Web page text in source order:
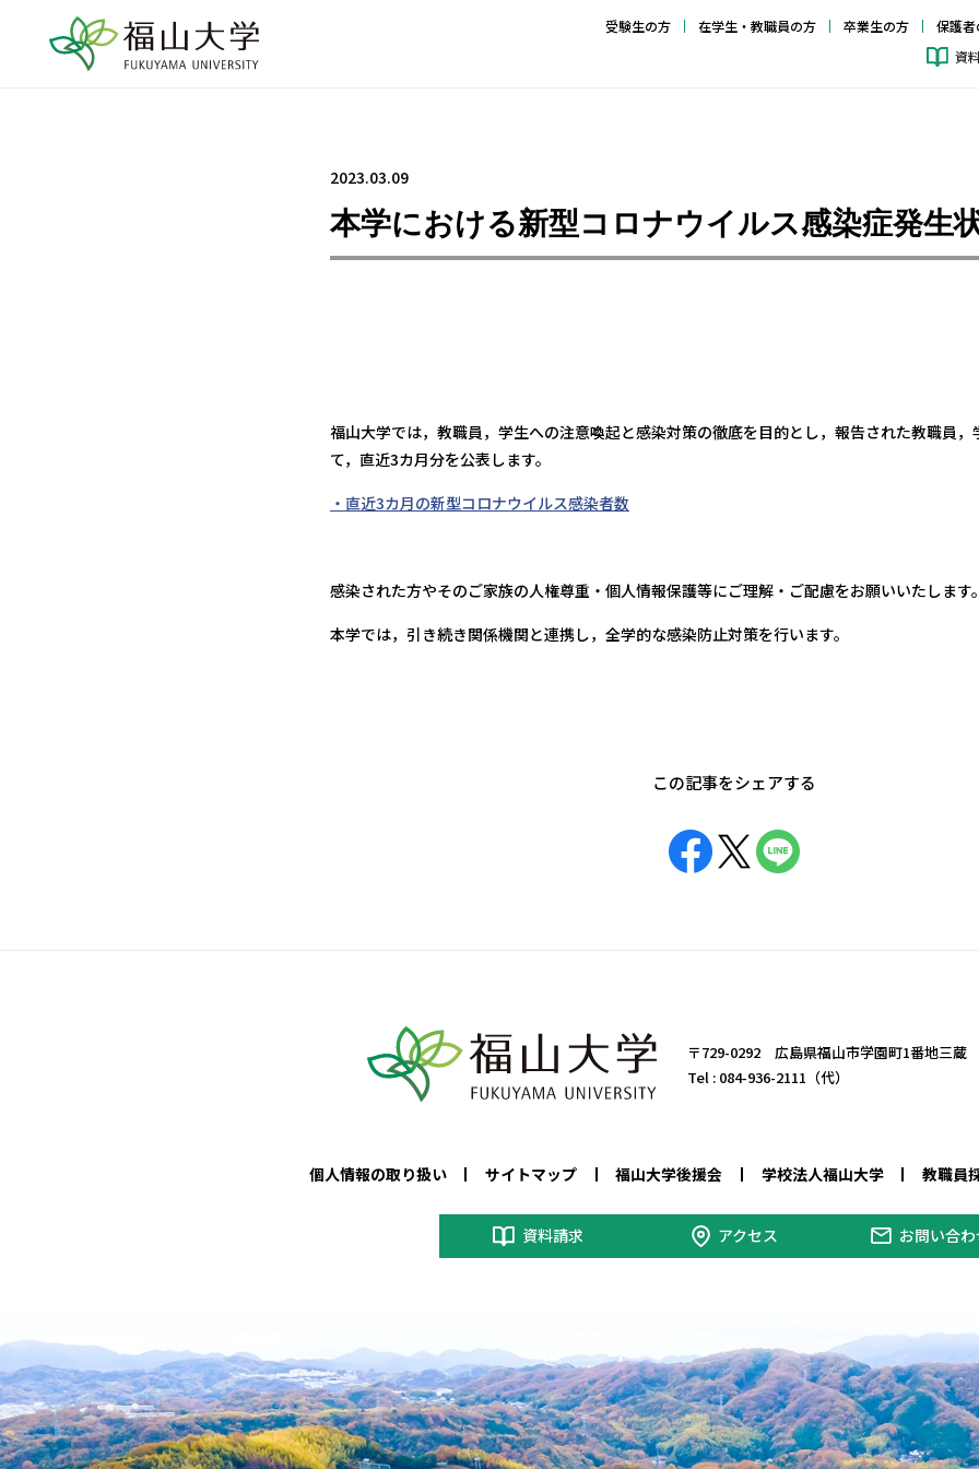
受験生の方 在学生・教職員の方 卒業生の方 保護者
資
2023.03.09
本学における新型コロナウイルス感染症発生
福山大学では，教職員，学生への注意喚起と感染対策の徹底を目的とし，報告された教職員，
て，直近3カ月分を公表します。
・直近3カ月の新型コロナウイルス感染者数
感染された方やそのご家族の人権尊重・個人情報保護等にご理解・ご配慮をお願いいたします。
本学では，引き続き関係機関と連携し，全学的な感染防止対策を行います。
この記事をシェアする
〒729-0292 広島県福山市学園町1番地三蔵
Tel : 084-936-2111（代）
個人情報の取り扱い サイトマップ 福山大学後援会 学校法人福山大学 教職員
資料請求 アクセス お問い合わ